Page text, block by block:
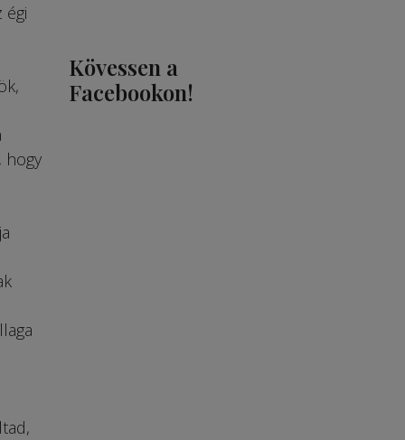
égi
hogy
Kövessen a
Facebookon!